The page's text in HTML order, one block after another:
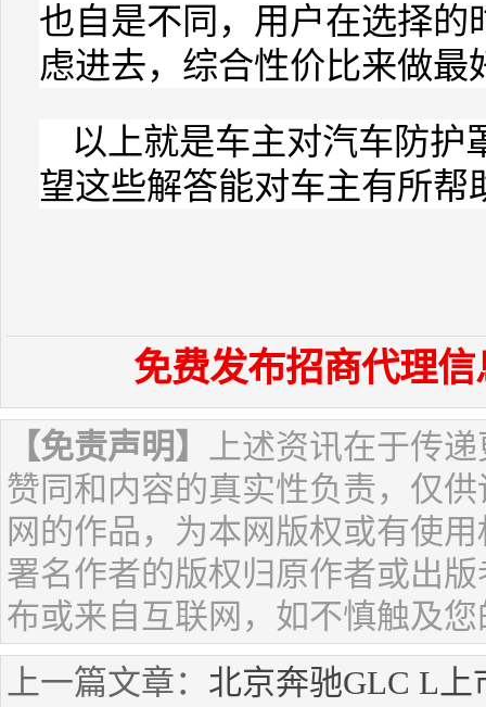
也自是不同，用户在选择
虑进去，综合性价比来做最
以上就是车主对汽车防护
望这些解答能对车主有所帮
免费发布招商代理信
【免责声明】 上述资讯在于传
赞同和内容的真实性负责，仅
网的作品，为本网版权或有使
署名作者的版权归原作者或出
布或来自互联网，如不慎触及
上一篇文章： 北京奔驰GLC L上